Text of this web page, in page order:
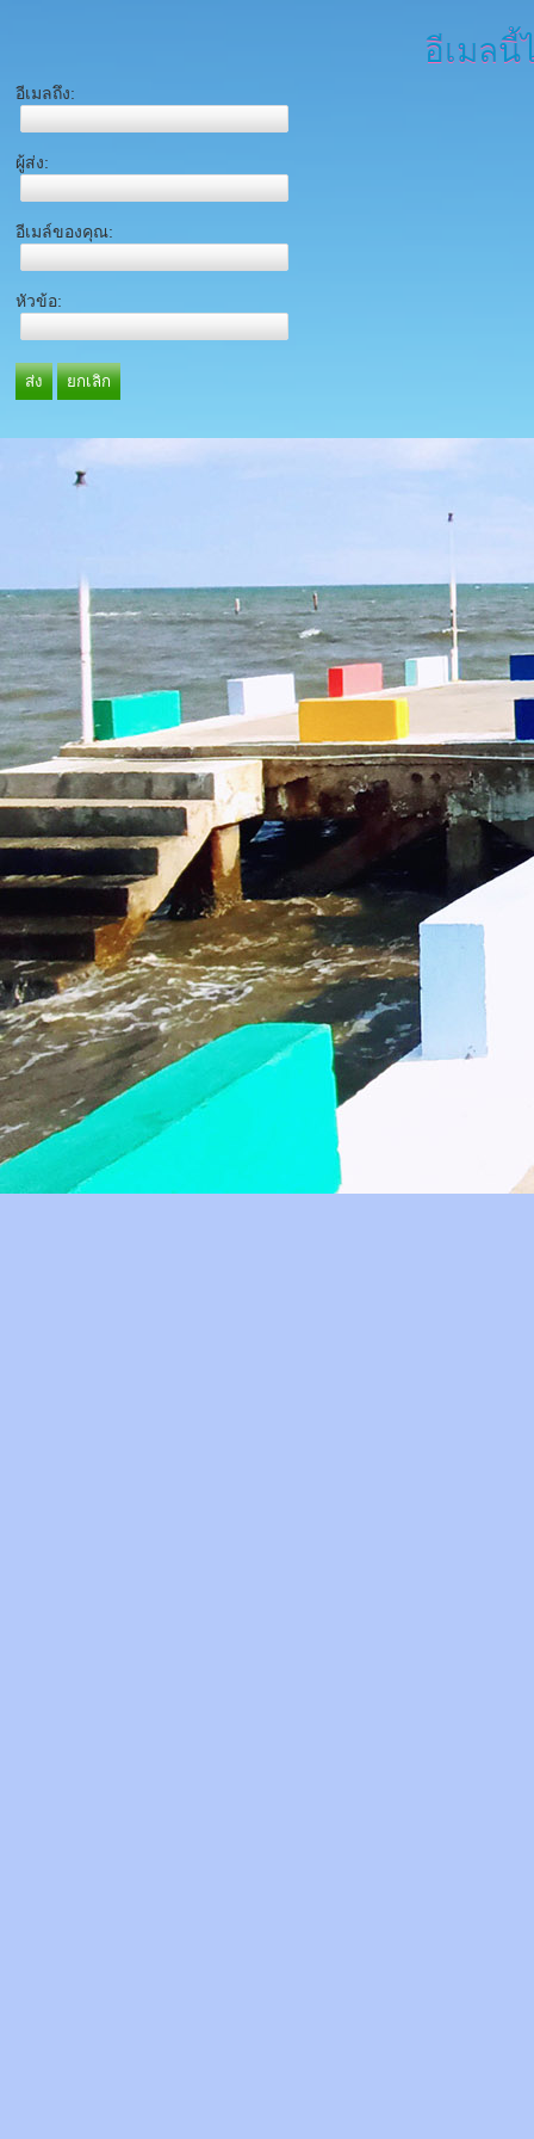
อีเมลนี้
อีเมลถึง:
ผู้ส่ง:
อีเมล์ของคุณ:
หัวข้อ:
ส่ง ยกเลิก